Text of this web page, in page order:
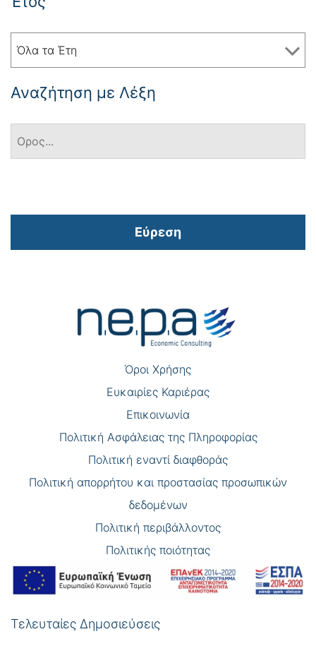
Όλα τα Έτη
Αναζήτηση με Λέξη
Εύρεση
Όροι Χρήσης
Eυκαιρίες Καριέρας
Επικοινωνία
Πολιτική Ασφάλειας της Πληροφορίας
Πολιτική εναντί διαφθοράς
Πολιτική απορρήτου και προστασίας προσωπικών
δεδομένων
Πολιτική περιβάλλοντος
Πολιτικής ποιότητας
Τελευταίες Δημοσιεύσεις